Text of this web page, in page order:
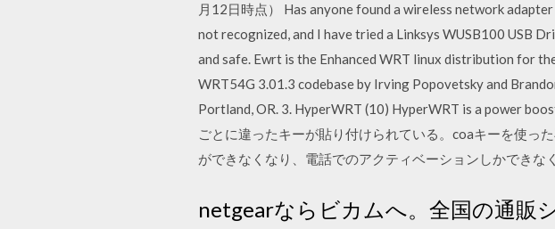
月12日時点） Has anyone found a wireless network
not recognized, and I have tried a Linksys WUSB100 USB
and safe. Ewrt is the Enhanced WRT linux distribution for
WRT54G 3.01.3 codebase by Irving Popovetsky and
Portland, OR. 3. HyperWRT (10) HyperWRT is a power
ごとに違ったキーが貼り付けられている。coaキーを使っ
ができなくなり、電話でのアクティベーションしかできな
netgearならビカムへ。全国の通販